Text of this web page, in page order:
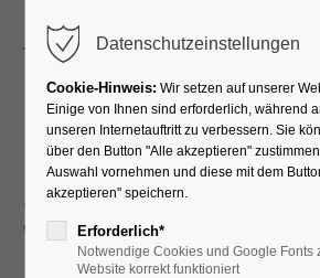
Führung durch
Schäferkämper
Wassermühle
Datenschutzeinstellungen
Cookie-Hinweis: Wir setzen auf unserer
Einige von Ihnen sind erforderlich, während
unseren Internetauftritt zu verbessern. Sie
über den Button "Alle akzeptieren"
Auswahl vornehmen und diese mit dem
akzeptieren" speichern.
Erforderlich*
Notwendige Cookies und Google Fonts
Website korrekt funktioniert